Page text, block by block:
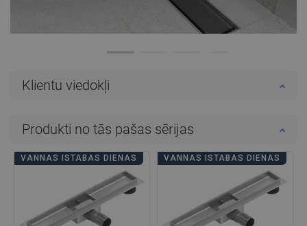
Klientu viedokļi
Produkti no tās pašas sērijas
VANNAS ISTABAS DIENAS VANNAS ISTABAS DIENAS